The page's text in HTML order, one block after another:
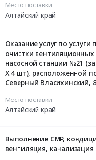
Место поставки
Алтайский край
Оказание услуг по
очистки
насосной станции №21
Х 4 шт), расположенной
Северный Власихинский,
Место поставки
Алтайский край
Выполнение СМР,
вентиляция,